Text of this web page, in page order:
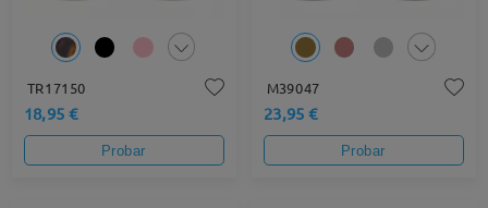
TR17150
18,95 €
Probar
M39047
23,95 €
Probar